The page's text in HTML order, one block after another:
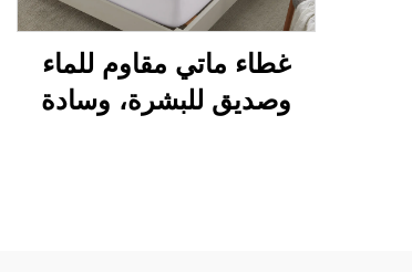
غطاء ماتي مقاوم للماء
وصديق للبشرة، وسادة